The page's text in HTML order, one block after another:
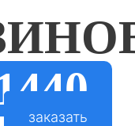
заказать